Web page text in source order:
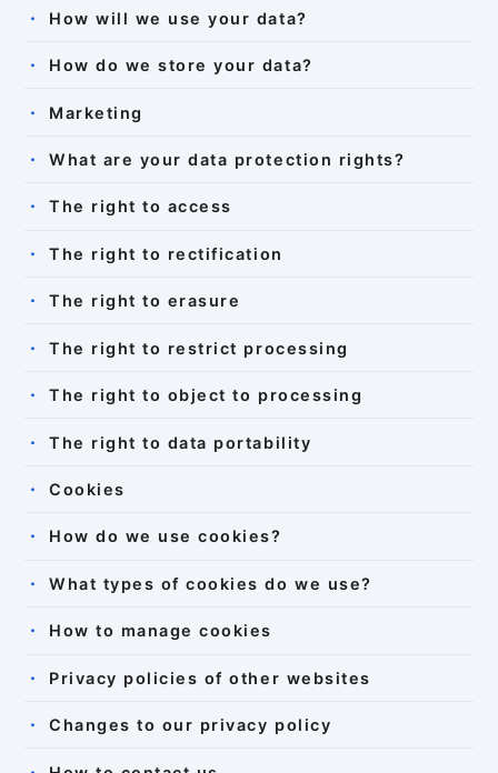
How will we use your data?
How do we store your data?
Marketing
What are your data protection rights?
The right to access
The right to rectification
The right to erasure
The right to restrict processing
The right to object to processing
The right to data portability
Cookies
How do we use cookies?
What types of cookies do we use?
How to manage cookies
Privacy policies of other websites
Changes to our privacy policy